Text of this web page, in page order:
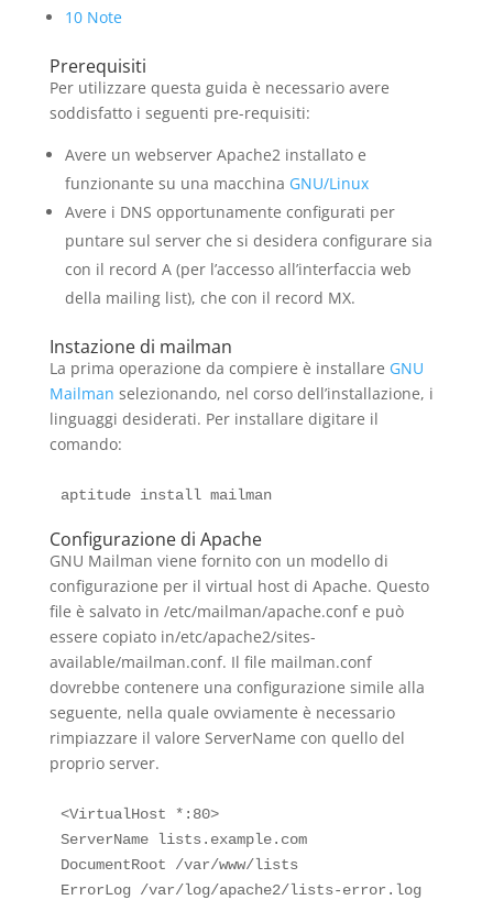
10 Note
Prerequisiti
Per utilizzare questa guida è necessario avere
soddisfatto i seguenti pre-requisiti:
Avere un webserver Apache2 installato e
funzionante su una macchina GNU/Linux
Avere i DNS opportunamente configurati per
puntare sul server che si desidera configurare sia
con il record A (per l’accesso all’interfaccia web
della mailing list), che con il record MX.
Instazione di mailman
La prima operazione da compiere è installare GNU
Mailman selezionando, nel corso dell’installazione, i
linguaggi desiderati. Per installare digitare il
comando:
aptitude install mailman
Configurazione di Apache
GNU Mailman viene fornito con un modello di
configurazione per il virtual host di Apache. Questo
file è salvato in /etc/mailman/apache.conf e può
essere copiato in/etc/apache2/sites-
available/mailman.conf. Il file mailman.conf
dovrebbe contenere una configurazione simile alla
seguente, nella quale ovviamente è necessario
rimpiazzare il valore ServerName con quello del
proprio server.
<VirtualHost *:80>
ServerName lists.example.com
DocumentRoot /var/www/lists
ErrorLog /var/log/apache2/lists-error.log